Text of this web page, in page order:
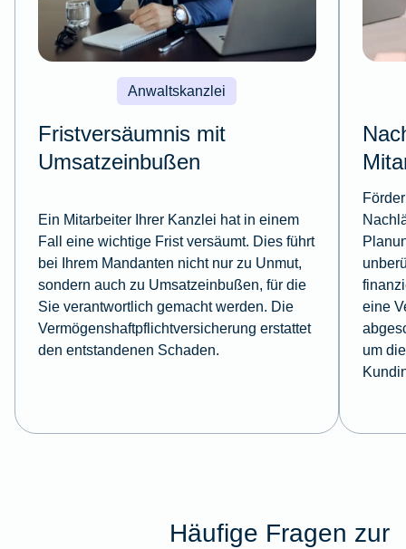
Anwaltskanzlei
Fristversäumnis mit
Umsatzeinbußen
Ein Mitarbeiter Ihrer Kanzlei hat in einem
Fall eine wichtige Frist versäumt. Dies führt
bei Ihrem Mandanten nicht nur zu Unmut,
sondern auch zu Umsatzeinbußen, für die
Sie verantwortlich gemacht werden. Die
Vermögenshaftpflichtversicherung erstattet
den entstandenen Schaden.
eine
um
Häufige Fragen zur